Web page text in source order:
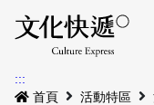
最新公告
:::
首頁
活動特區